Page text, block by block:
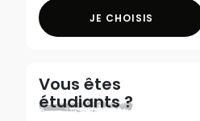
JE CHOISIS
Vous êtes
étudiants ?